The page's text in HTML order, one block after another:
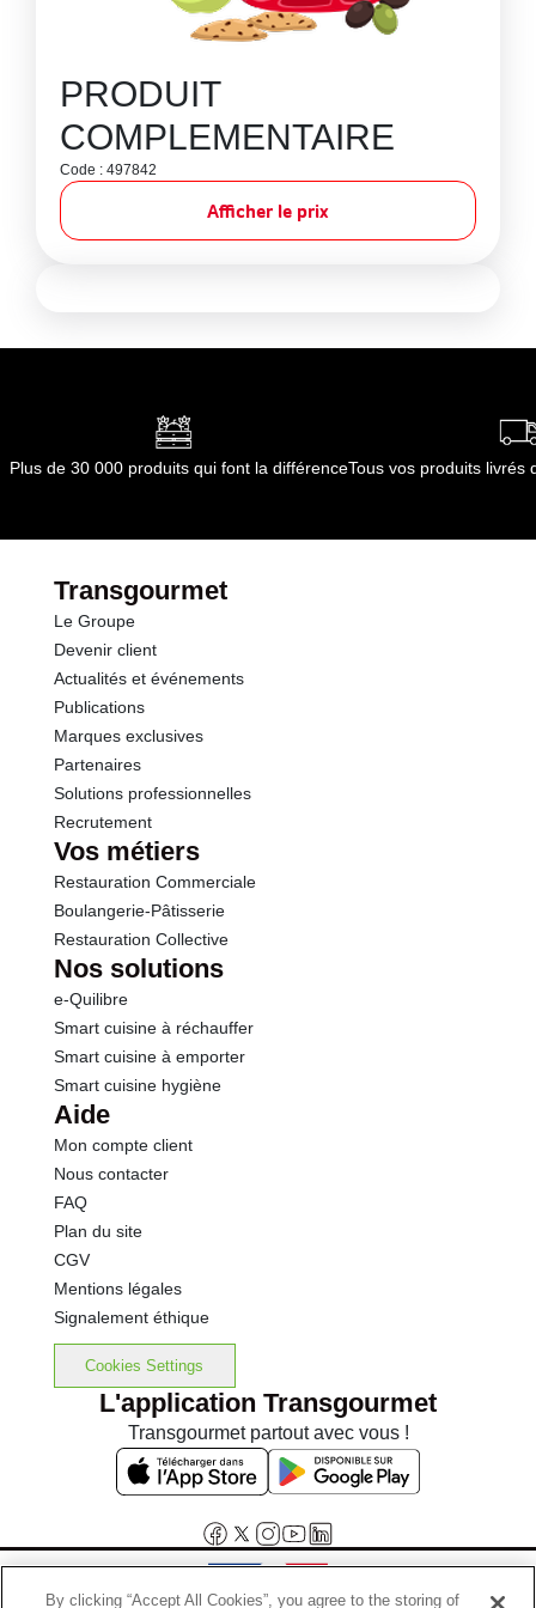
PRODUIT
COMPLEMENTAIRE
Code : 497842
Afficher le prix
Plus de 30 000 produits qui font la différenceTous vos produits livrés
Transgourmet
Le Groupe
Devenir client
Actualités et événements
Publications
Marques exclusives
Partenaires
Solutions professionnelles
Recrutement
Vos métiers
Restauration Commerciale
Boulangerie-Pâtisserie
Restauration Collective
Nos solutions
e-Quilibre
Smart cuisine à réchauffer
Smart cuisine à emporter
Smart cuisine hygiène
Aide
Mon compte client
Nous contacter
FAQ
Plan du site
CGV
Mentions légales
Signalement éthique
Cookies Settings
L'application Transgourmet
Transgourmet partout avec vous !
By clicking “Accept All Cookies”, you agree to the storing of